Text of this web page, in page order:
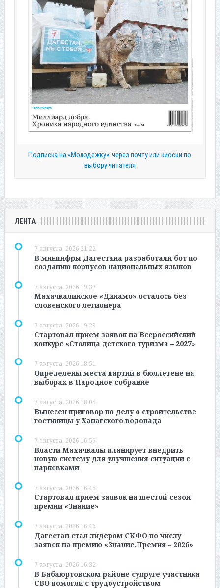
Подписка на «Молодежку»: через почту или киоски по
выбору читателя
ЛЕНТА
7 августа, 2026 21:22
В минцифры Дагестана разработали бот по
созданию корпусов национальных языков
7 августа, 2026 19:37
Махачкалинское «Динамо» осталось без
словенского легионера
7 августа, 2026 19:29
Стартовал прием заявок на Всероссийский
конкурс «Столица детского туризма – 2027»
7 августа, 2026 18:51
Определены места партий в бюллетене на
выборах в Народное собрание
7 августа, 2026 18:05
Вынесен приговор по делу о строительстве
гостиницы у Ханагского водопада
7 августа, 2026 16:55
Власти Махачкалы планирует внедрить
новую систему для улучшения ситуации с
парковками
7 августа, 2026 16:45
Стартовал прием заявок на шестой сезон
премии «Знание»
7 августа, 2026 16:43
Дагестан стал лидером СКФО по числу
заявок на премию «Знание.Премия – 2026»
7 августа, 2026 16:32
В Бабаюртовском районе супруге участника
СВО помогли с трудоустройством